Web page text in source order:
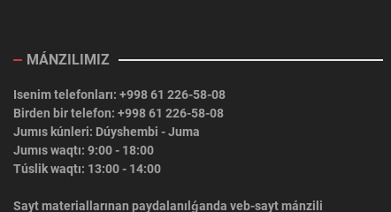
MÁNZILIMIZ
Isenim telefonları: +998 61 226-58-08
Birden bir telefon: +998 61 226-58-08
Jumıs kúnleri: Dúyshembi - Juma
Jumıs waqtı: 9:00 - 18:00
Túslik waqtı: 13:00 - 14:00
Sayt materiallarınan paydalanılǵanda veb-sayt mánzili